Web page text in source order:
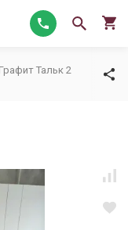
Тальк 2